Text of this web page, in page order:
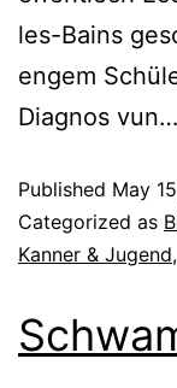
les-Bains
engem
Diagnos vun…
Published May
Categorized as
Kanner & Jugend,